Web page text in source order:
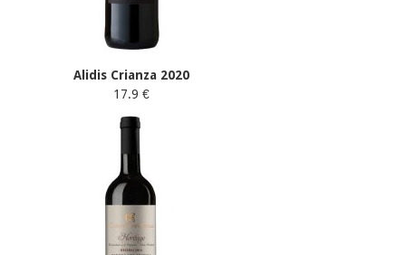
Alidis Crianza 2020
17.9 €